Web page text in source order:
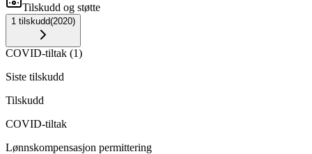
Tilskudd og støtte
1 tilskudd(2020)
COVID-tiltak (1)
Siste tilskudd
Tilskudd
COVID-tiltak
Lønnskompensasjon permittering